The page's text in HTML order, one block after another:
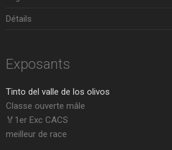
Détails
Exposants
Tinto del valle de los olivos
Classe ouverte mâle
🏅1er Exc CACS
meilleur de race